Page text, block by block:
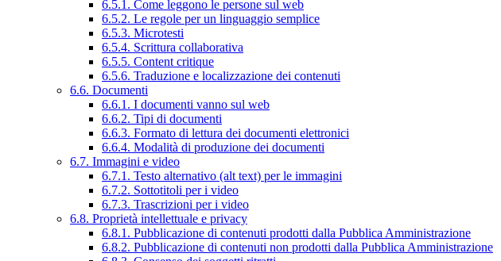
6.5.1. Come leggono le persone sul web
6.5.2. Le regole per un linguaggio semplice
6.5.3. Microtesti
6.5.4. Scrittura collaborativa
6.5.5. Content critique
6.5.6. Traduzione e localizzazione dei contenuti
6.6. Documenti
6.6.1. I documenti vanno sul web
6.6.2. Tipi di documenti
6.6.3. Formato di lettura dei documenti elettronici
6.6.4. Modalità di produzione dei documenti
6.7. Immagini e video
6.7.1. Testo alternativo (alt text) per le immagini
6.7.2. Sottotitoli per i video
6.7.3. Trascrizioni per i video
6.8. Proprietà intellettuale e privacy
6.8.1. Pubblicazione di contenuti prodotti dalla Pubblica Amministrazione
6.8.2. Pubblicazione di contenuti non prodotti dalla Pubblica Amministrazione